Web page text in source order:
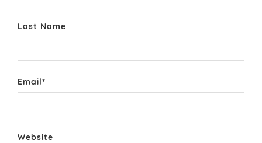
Last Name
Email*
Website